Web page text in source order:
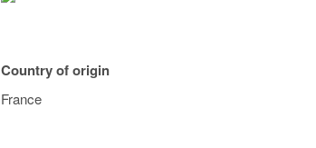
Country of origin
France